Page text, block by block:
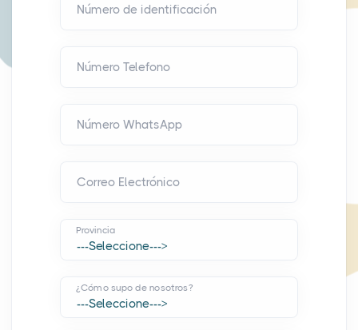
Número de identificación
Número Telefono
Número WhatsApp
Correo Electrónico
Provincia
¿Cómo supo de nosotros?